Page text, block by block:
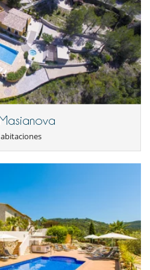
en construcción y estará lista en
baño principal 1 - inodoro,
baño principal 2 - inodoro,
jacuzzi
dormitorio 1
dormitorio 2
apartamento.
en caso de anulación.
antes de la llegada :100 %del total de
%del total de la reserva
014333-728